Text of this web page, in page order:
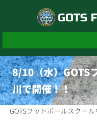
キ
ッ
プ 8/10（水）GOTS
川で開催！！
GOTSフットボールスクー